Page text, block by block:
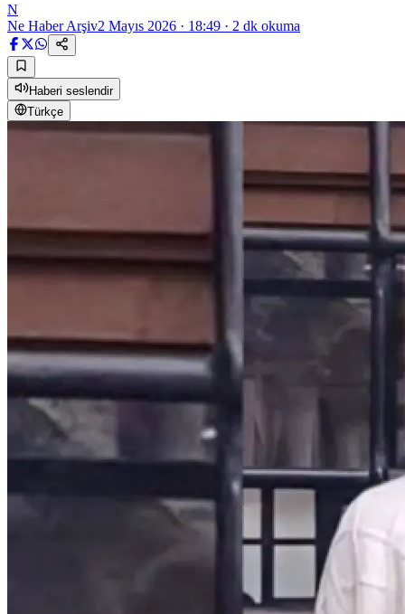
N
Ne Haber Arşiv2 Mayıs 2026 · 18:49 · 2 dk okuma
Haberi seslendir
Türkçe